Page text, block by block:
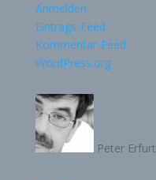
Anmelden
Eintrags-Feed
Kommentar-Feed
WordPress.org
Peter Erfurt